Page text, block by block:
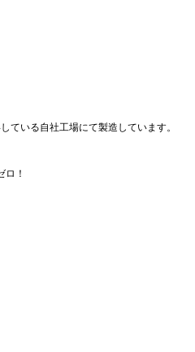
ている自社工場にて製造しています。
ロ！